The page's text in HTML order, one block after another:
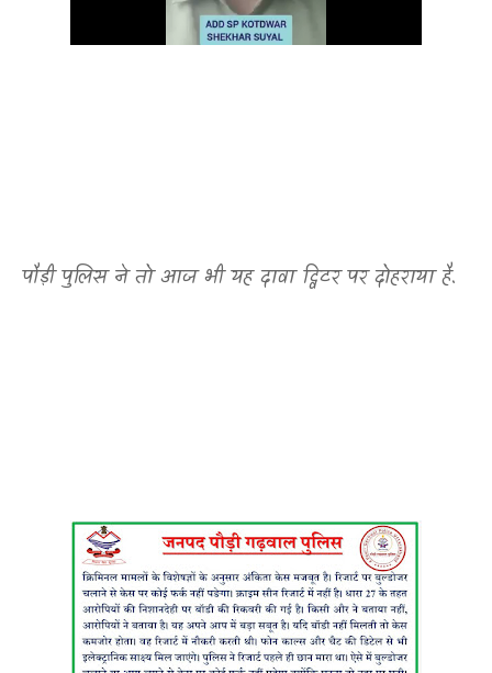
पौड़ी पुलिस ने तो आज भी यह दावा ट्विटर पर दोहराया है.